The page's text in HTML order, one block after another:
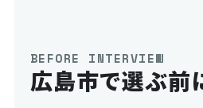
BEFORE INTERVIEW
広島市で選ぶ前